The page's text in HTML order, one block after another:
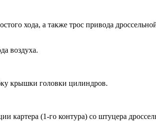
хода, а также трос привода
воздуха.
крышки головки цилиндров.
картера (1-го контура) со штуцера